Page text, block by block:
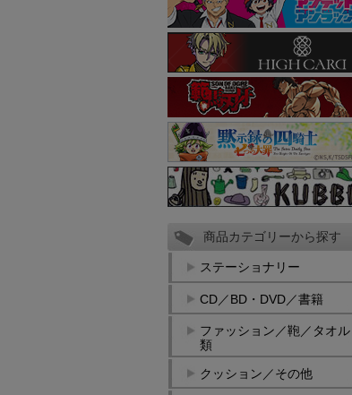
商品カテゴリーから探す
ステーショナリー
CD／BD・DVD／書籍
ファッション／鞄／タオル
類
クッション／その他